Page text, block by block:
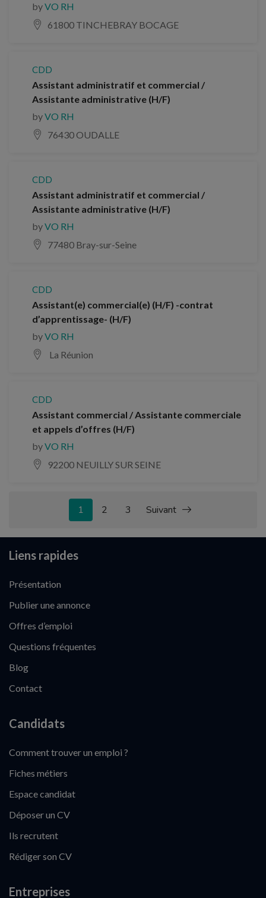
byVO RH
61800 TINCHEBRAY BOCAGE
CDD
Assistant administratif et commercial /
Assistante administrative (H/F)
byVO RH
76430 OUDALLE
CDD
Assistant administratif et commercial /
Assistante administrative (H/F)
byVO RH
77480 Bray-sur-Seine
CDD
Assistant(e) commercial(e) (H/F) -contrat
d’apprentissage- (H/F)
byVO RH
La Réunion
CDD
Assistant commercial / Assistante commerciale
et appels d’offres (H/F)
byVO RH
92200 NEUILLY SUR SEINE
1 2 3 Suivant
Liens rapides
Présentation
Publier une annonce
Offres d’emploi
Questions fréquentes
Blog
Contact
Candidats
Comment trouver un emploi ?
Fiches métiers
Espace candidat
Déposer un CV
Ils recrutent
Rédiger son CV
Entreprises